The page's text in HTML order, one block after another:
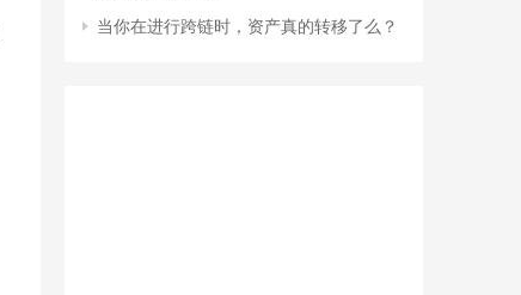
当你在进行跨链时，资产真的转移了么？